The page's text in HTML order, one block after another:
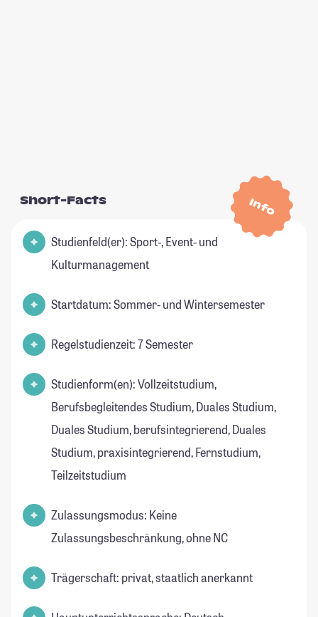
Info
Short-Facts
Studienfeld(er): Sport-, Event- und
Kulturmanagement
Startdatum: Sommer- und Wintersemester
Regelstudienzeit: 7 Semester
Studienform(en): Vollzeitstudium,
Berufsbegleitendes Studium, Duales Studium,
Duales Studium, berufsintegrierend, Duales
Studium, praxisintegrierend, Fernstudium,
Teilzeitstudium
Zulassungsmodus: Keine
Zulassungsbeschränkung, ohne NC
Trägerschaft: privat, staatlich anerkannt